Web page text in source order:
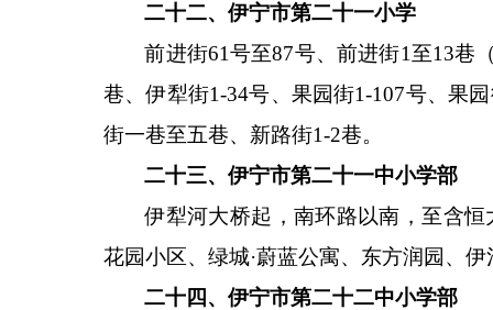
二十二、伊宁市第二十一小学
前进街61号至87号、前进街1至13巷
巷、伊犁街1-34号、果园街1-107号、果
街一巷至五巷、新路街1-2巷。
二十三、伊宁市第二十一中小学部
伊犁河大桥起，南环路以南，至含
花园小区、绿城·蔚蓝公寓、东方润园、伊
二十四、伊宁市第二十二中小学部